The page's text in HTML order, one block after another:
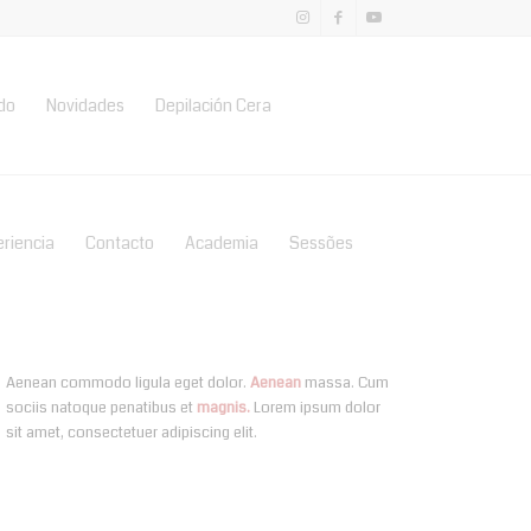
Novidades Depilación Cera
Contacto Academia Sessões
Aenean commodo ligula eget dolor.Aenean massa. Cum
sociis natoque penatibus et magnis. Lorem ipsum dolor
sit amet, consectetuer adipiscing elit.